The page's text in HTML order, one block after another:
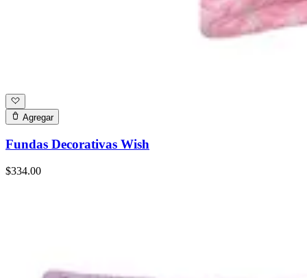
Agregar
Fundas Decorativas Wish
$334.00